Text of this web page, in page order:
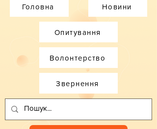
Головна Новини
Опитування
Волонтерство
Звернення